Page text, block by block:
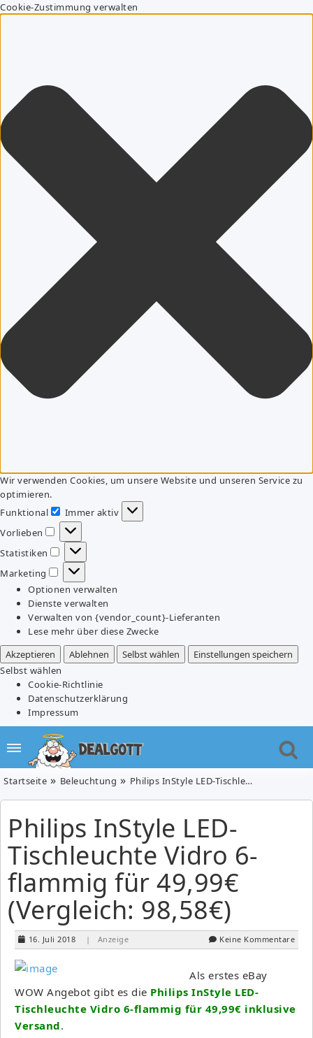
Cookie-Zustimmung verwalten
Wir verwenden Cookies, um unsere Website und unseren Service zu
optimieren.
Funktional
Funktional
Immer aktiv
Vorlieben
Vorlieben
Statistiken
Statistiken
Marketing
Marketing
Optionen verwalten
Dienste verwalten
Verwalten von {vendor_count}-Lieferanten
Lese mehr über diese Zwecke
Akzeptieren
Ablehnen Selbst wählen
Einstellungen speichern
Selbst wählen
Cookie-Richtlinie
Datenschutzerklärung
Impressum
Startseite Beleuchtung Philips InStyle LED-Tischleuchte Vidro 6-flammig für 49,99€ (Vergleich: 98,58€)
Philips InStyle LED-
Tischleuchte Vidro 6-
flammig für 49,99€
(Vergleich: 98,58€)
16. Juli 2018 | Anzeige Keine Kommentare
Als erstes eBay
WOW Angebot gibt es die Philips InStyle LED-
Tischleuchte Vidro 6-flammig für 49,99€ inklusive
Versand.